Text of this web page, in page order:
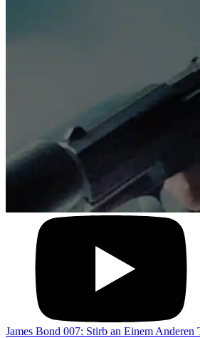
James Bond 007: Stirb an Einem Anderen